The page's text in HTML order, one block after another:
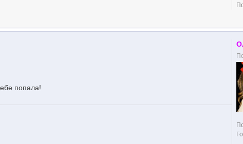
попала!